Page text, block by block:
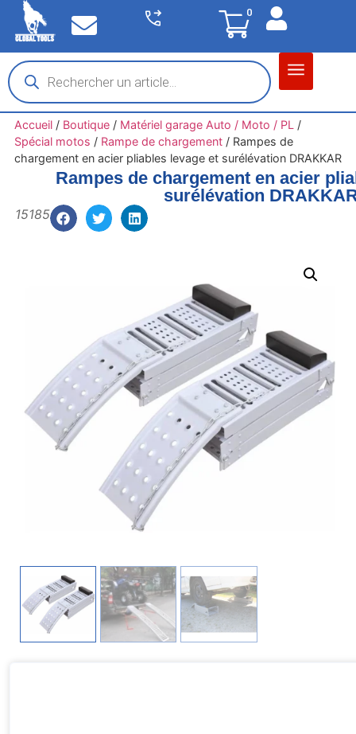
0
Accueil/ Boutique/ Matériel garage Auto / Moto / PL /
Spécial motos / Rampe de chargement/ Rampes de
chargement en acier pliables levage et surélévation DRAKKAR
Rampes de chargement en acier
surélévation
15185